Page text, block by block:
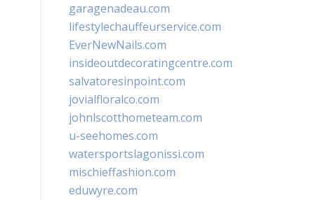
garagenadeau.com
lifestylechauffeurservice.com
EverNewNails.com
insideoutdecoratingcentre.com
salvatoresinpoint.com
jovialfloralco.com
johnlscotthometeam.com
u-seehomes.com
watersportslagonissi.com
mischieffashion.com
eduwyre.com